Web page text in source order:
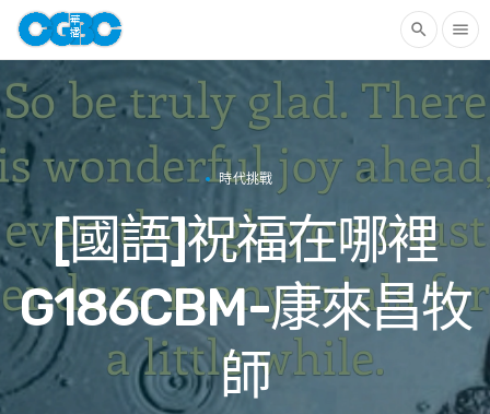
search menu
時代挑戰
[國語]祝福在哪裡
G186CBM-康來昌牧
師